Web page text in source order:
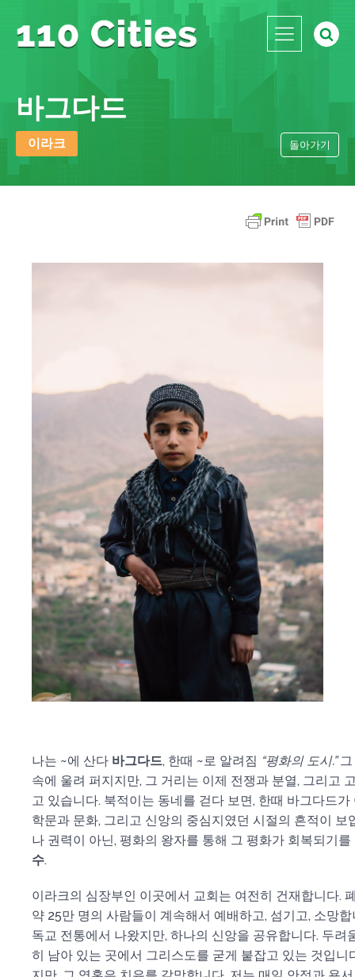
바그다드
이라크 돌아가기
나는 ~에 산다 바그다드, 한때 ~로 알려짐 “평화의 도시.”그
속에 울려 퍼지지만, 그 거리는 이제 전쟁과 분열, 그리고
고 있습니다. 북적이는 동네를 걷다 보면, 한때 바그다드
학문과 문화, 그리고 신앙의 중심지였던 시절의 흔적이 보
나 권력이 아닌, 평화의 왕자를 통해 그 평화가 회복되기
수.
이라크의 심장부인 이곳에서 교회는 여전히 건재합니다.
약 25만 명의 사람들이 계속해서 예배하고, 섬기고, 소망
독교 전통에서 나왔지만, 하나의 신앙을 공유합니다. 두려
히 남아 있는 곳에서 그리스도를 굳게 붙잡고 있는 것입니